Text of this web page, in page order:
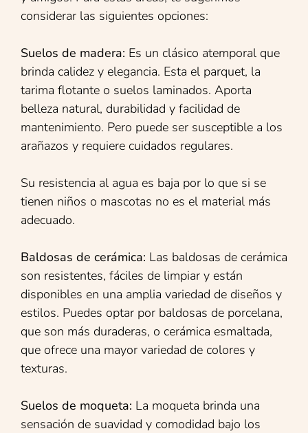
considerar las siguientes opciones:
Suelos de madera: Es un clásico atemporal que
brinda calidez y elegancia. Esta el parquet, la
tarima flotante o suelos laminados. Aporta
belleza natural, durabilidad y facilidad de
mantenimiento. Pero puede ser susceptible a los
arañazos y requiere cuidados regulares.
Su resistencia al agua es baja por lo que si se
tienen niños o mascotas no es el material más
adecuado.
Baldosas de cerámica: Las baldosas de cerámica
son resistentes, fáciles de limpiar y están
disponibles en una amplia variedad de diseños y
estilos. Puedes optar por baldosas de porcelana,
que son más duraderas, o cerámica esmaltada,
que ofrece una mayor variedad de colores y
texturas.
Suelos de moqueta: La moqueta brinda una
sensación de suavidad y comodidad bajo los